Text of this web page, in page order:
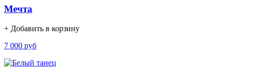
Мечта
+ Добавить в корзину
7 000 руб